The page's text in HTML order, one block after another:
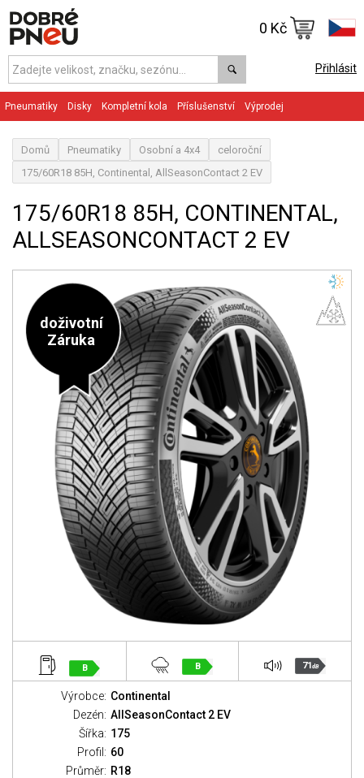
Přihlásit
0 Kč
Pneumatiky Disky Kompletní kola Příslušenství Výprodej
Domů Pneumatiky Osobní a 4x4
celoroční
175/60R18 85H, Continental, AllSeasonContact 2 EV
175/60R18 85H, CONTINENTAL,
ALLSEASONCONTACT 2 EV
doživotní
Záruka
B B 71dB
Výrobce: Continental
Dezén: AllSeasonContact 2 EV
Šířka: 175
Profil: 60
Průměr: R18